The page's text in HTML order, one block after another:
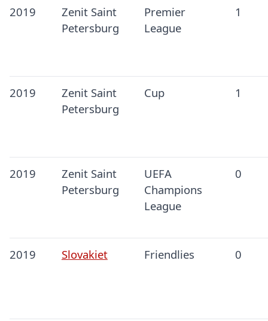
2019
Zenit Saint
Petersburg
Premier
League
1
2019
Zenit Saint
Petersburg
Cup 1
2019
Zenit Saint
Petersburg
UEFA
Champions
League
0
2019 Slovakiet Friendlies 0